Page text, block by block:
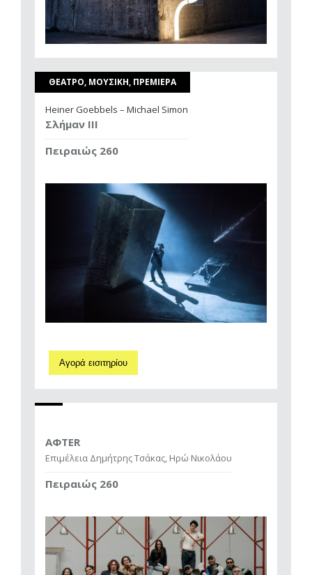
ΘΕΑΤΡΟ, ΜΟΥΣΙΚΗ, ΠΡΕΜΙΕΡΑ
Heiner Goebbels – Michael Simon
Σλήμαν III
Πειραιώς 260
Αγορά εισιτηρίου
AΦTER
Επιμέλεια Δημήτρης Τσάκας, Ηρώ Νικολάου
Πειραιώς 260